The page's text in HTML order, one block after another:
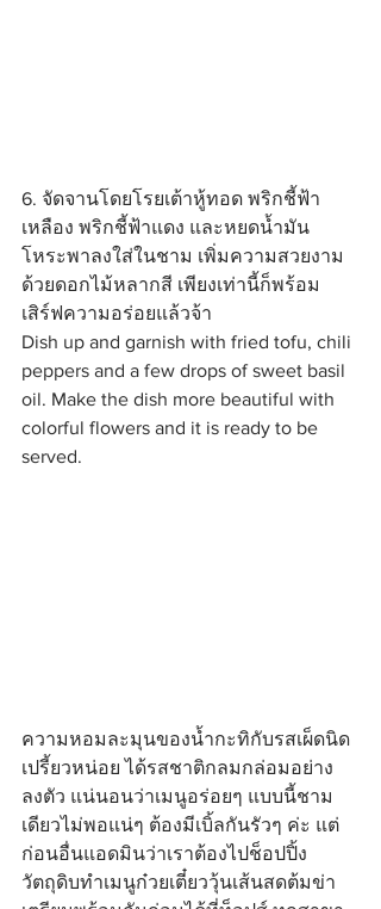
6. จัดจานโดยโรยเต้าหู้ทอด พริกชี้ฟ้า
เหลือง พริกชี้ฟ้าแดง และหยดน้ำมัน
โหระพาลงใส่ในชาม เพิ่มความสวยงาม
ด้วยดอกไม้หลากสี เพียงเท่านี้ก็พร้อม
เสิร์ฟความอร่อยแล้วจ้า
Dish up and garnish with fried tofu, chili
peppers and a few drops of sweet basil
oil. Make the dish more beautiful with
colorful flowers and it is ready to be
served.
ความหอมละมุนของน้ำกะทิกับรสเผ็ดนิด
เปรี้ยวหน่อย ได้รสชาติกลมกล่อมอย่าง
ลงตัว แน่นอนว่าเมนูอร่อยๆ แบบนี้ชาม
เดียวไม่พอแน่ๆ ต้องมีเบิ้ลกันรัวๆ ค่ะ แต่
ก่อนอื่นแอดมินว่าเราต้องไปช็อปปิ้ง
วัตถุดิบทำเมนูก๋วยเตี๋ยววุ้นเส้นสดต้มข่า